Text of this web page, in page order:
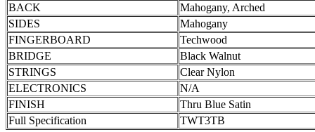
BACK
Mahogany, Arched
SIDES
Mahogany
FINGERBOARD
Techwood
BRIDGE
Black Walnut
STRINGS
Clear Nylon
ELECTRONICS
N/A
FINISH
Thru Blue Satin
Full Specification
TWT3TB